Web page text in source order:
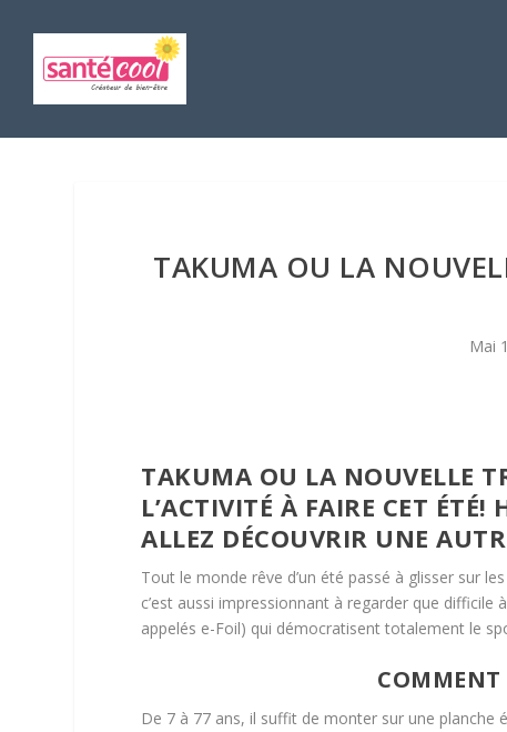
TAKUMA OU LA
Mai
TAKUMA OU LA NOUVELLE
L’ACTIVITÉ À FAIRE CET
ALLEZ DÉCOUVRIR UNE
Tout le monde rêve d’un été passé à glisser sur
c’est aussi impressionnant à regarder que
appelés e-Foil) qui démocratisent totalement le
COMMENT
De 7 à 77 ans, il suffit de monter sur une planche